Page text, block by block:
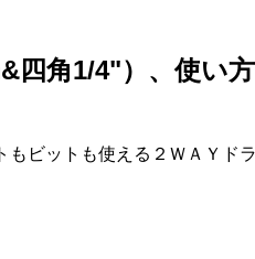
四角1/4"）、使い
ビットも使える２ＷＡＹド